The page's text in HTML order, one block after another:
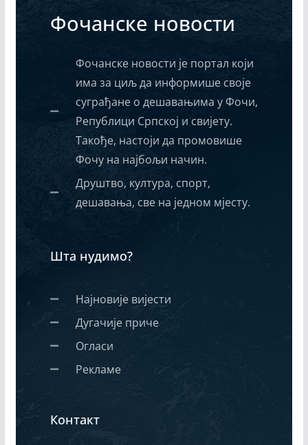
Фочанске новости
Фочанске новости је портал који
има за циљ да информише своје
суграђане о дешавањима у Фочи,
Републици Српској и свијету.
Такође, настоји да промовише
Фочу на најбољи начин.
Друштво, култура, спорт,
дешавања, све на једном мјесту.
Шта нудимо?
Најновије вијести
Дугачије приче
Огласи
Рекламе
Контакт